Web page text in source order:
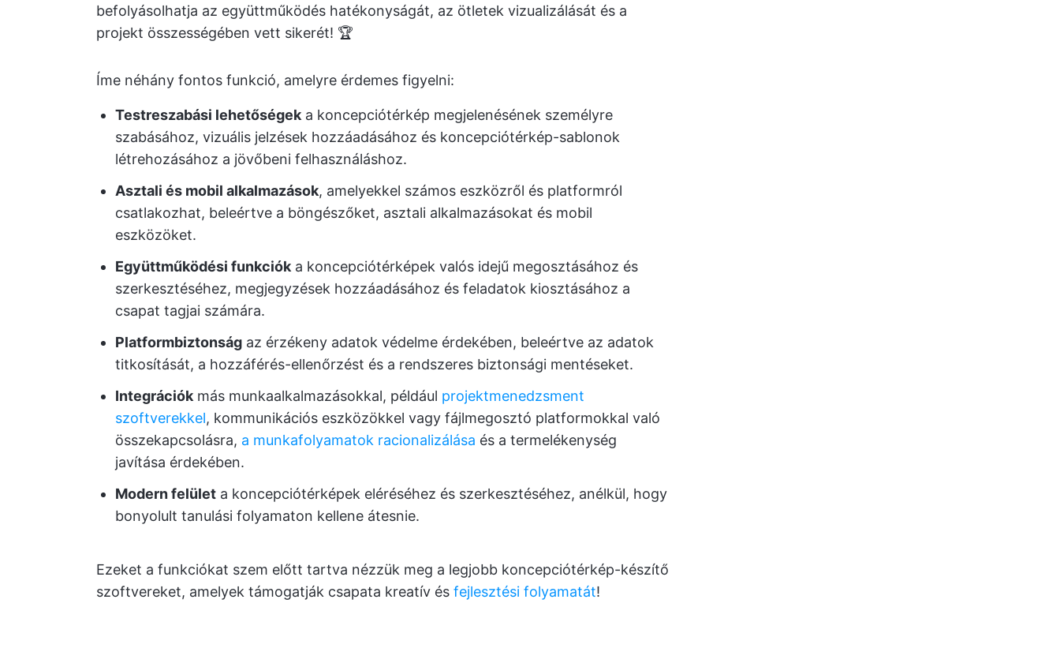
befolyásolhatja az együttműködés hatékonyságát, az ötletek vizualizálását és a
projekt összességében vett sikerét! 🏆
Íme néhány fontos funkció, amelyre érdemes figyelni:
Testreszabási lehetőségeka koncepciótérkép megjelenésének személyre
szabásához, vizuális jelzések hozzáadásához és koncepciótérkép-sablonok
létrehozásához a jövőbeni felhasználáshoz.
Asztali és mobil alkalmazások, amelyekkel számos eszközről és platformról
csatlakozhat, beleértve a böngészőket, asztali alkalmazásokat és mobil
eszközöket.
Együttműködési funkcióka koncepciótérképek valós idejű megosztásához és
szerkesztéséhez, megjegyzések hozzáadásához és feladatok kiosztásához a
csapat tagjai számára.
Platformbiztonság az érzékeny adatok védelme érdekében, beleértve az adatok
titkosítását, a hozzáférés-ellenőrzést és a rendszeres biztonsági mentéseket.
Integrációkmás munkaalkalmazásokkal, például projektmenedzsment
szoftverekkel, kommunikációs eszközökkel vagy fájlmegosztó platformokkal való
összekapcsolásra, a munkafolyamatok racionalizálása és a termelékenység
javítása érdekében.
Modern felület a koncepciótérképek eléréséhez és szerkesztéséhez, anélkül, hogy
bonyolult tanulási folyamaton kellene átesnie.
Ezeket a funkciókat szem előtt tartva nézzük meg a legjobb koncepciótérkép-készítő
szoftvereket, amelyek támogatják csapata kreatív és fejlesztési folyamatát!